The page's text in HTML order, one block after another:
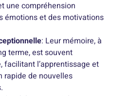
une compréhension
émotions et des motivations
: Leur mémoire, à
terme, est souvent
facilitant l’apprentissage et
rapide de nouvelles